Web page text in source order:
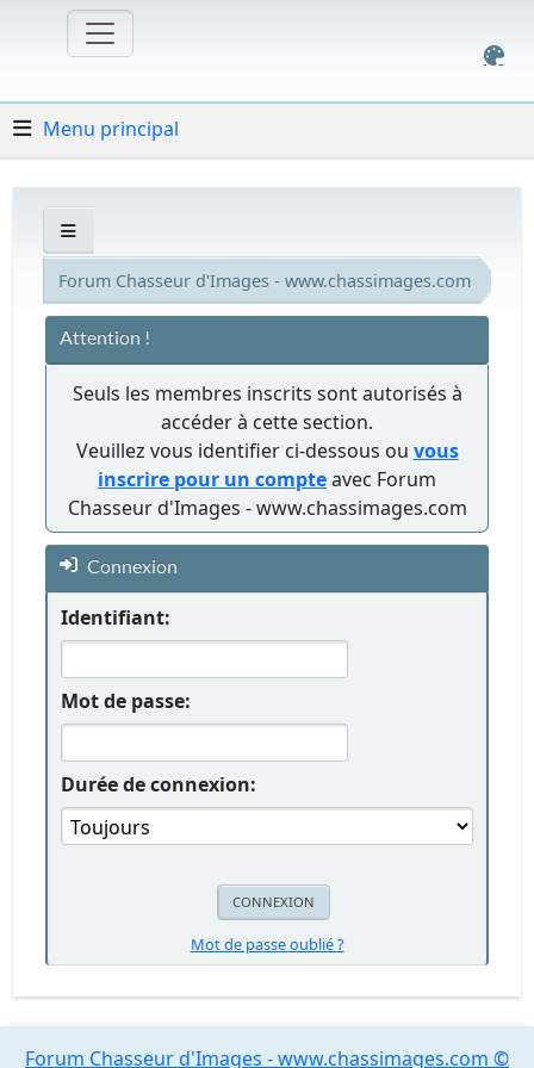
Menu principal
Forum Chasseur d'Images - www.chassimages.com
Attention !
Seuls les membres inscrits sont autorisés à
accéder à cette section.
Veuillez vous identifier ci-dessous ou vous
inscrire pour un compteavec Forum
Chasseur d'Images - www.chassimages.com
Connexion
Identifiant:
Mot de passe:
Durée de connexion:
Mot de passe oublié ?
Forum Chasseur d'Images - www.chassimages.com ©